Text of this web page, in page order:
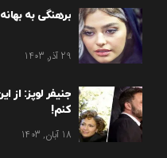
برهنگی به
29 آذر, 1403
جنیفر لوپز: از
کنم!
18 آبان, 1403